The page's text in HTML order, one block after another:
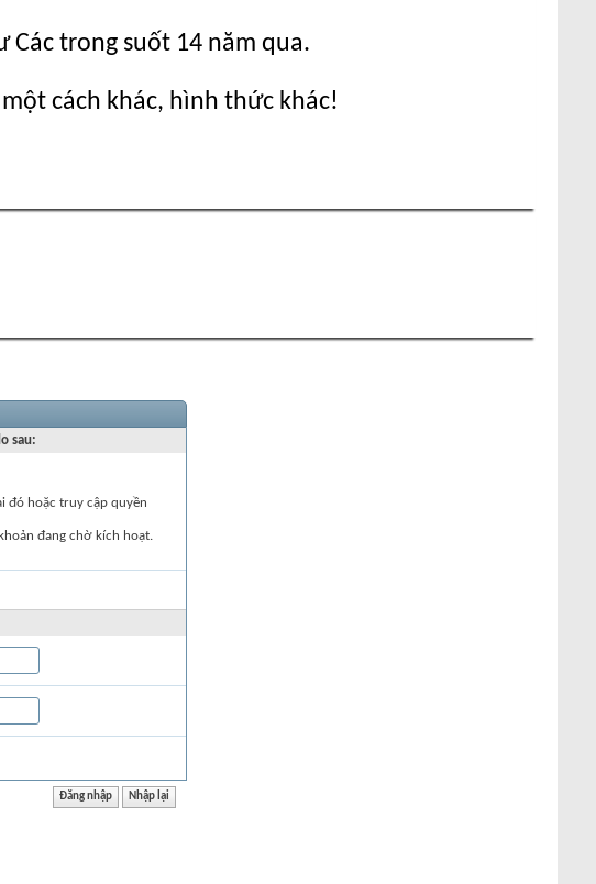
Các trong suốt 14 năm qua.
cách khác, hình thức khác!
sau:
đó hoặc truy cập quyền
đang chờ kích hoạt.